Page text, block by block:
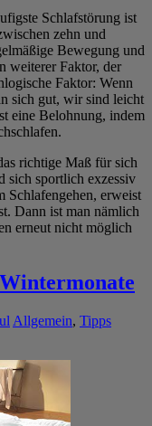
Schlafstörung ist
zehn und
Bewegung und
weiterer Faktor, der
Faktor: Wenn
sich gut, wir sind leicht
eine Belohnung, indem
richtige Maß für sich
sich sportlich exzessiv
Schlafengehen, erweist
Dann ist man nämlich
erneut nicht möglich
Allgemein, Tipps